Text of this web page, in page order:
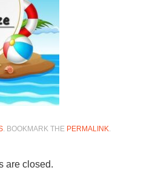
. BOOKMARK THE PERMALINK.
are closed.